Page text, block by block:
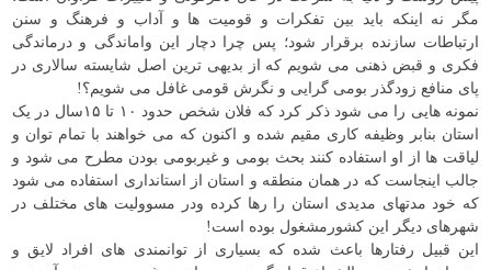
مگر نه اینکه باید بین تفکرات و قومیت ها و آداب و فرهنگ و سنن
ارتباطات سازنده برقرار شود؛ پس چرا دچار این واماندگی و درماندگی
فکری و قبض ذهنی می شویم که از بدیهی ترین اصل شایسته سالاری در
پای منافع زودگذر بومی گرایی و نگرش قومی غافل می شویم؟!
نمونه هایی را می شود ذکر کرد که فلان شخص حدود ۱۰ تا ۱۵سال در یک
استان بنابر وظیفه کاری مقیم شده و اکنون که می خواهند با تمام توان و
لیاقت ها از او استفاده کنند بحث بومی و غیربومی بودن مطرح می شود و
جالب اینجاست که در همان منطقه و استان از استانداری استفاده می شود
که خود مدتهای مدیدی استان را رها کرده ودر مسوولیت های مختلف در
شهرهای دیگر این کشورمشغول بوده است!
این قبیل رفتارها باعث شده که بسیاری از توانمندی های افراد لایق و